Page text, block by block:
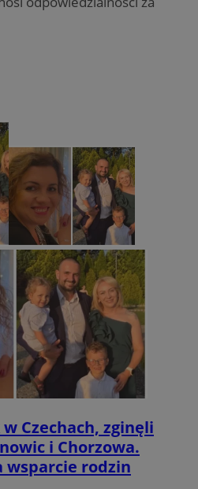
Czechach, zginęli
i Chorzowa.
wsparcie rodzin